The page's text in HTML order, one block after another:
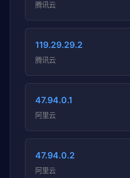
腾讯云
119.29.29.2
腾讯云
47.94.0.1
阿里云
47.94.0.2
阿里云